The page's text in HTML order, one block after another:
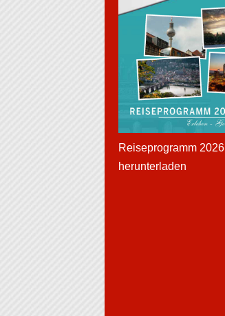
Reiseprogramm 2026
herunterladen